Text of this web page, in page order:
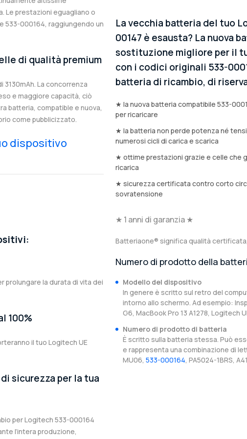
Le prestazioni eguagliano o
533-000164, raggiungendo un
di qualità premium
La concorrenza
e maggiore capacità, ciò
batteria, compatible e nuova,
come pubblicizzato.
dispositivo
prolungare la durata di vita dei
100%
il tuo Logitech UE
sicurezza per la tua
per Logitech 533-000164
l’intera produzione,
La vecchia batteria del tuo
00147 è esausta? La nuova
sostituzione migliore per il
con i codici originali 533-
batteria di ricambio, di
★ la nuova batteria compatibile 533-
per ricaricare
★ la batteria non perde potenza né
numerosi cicli di carica e scarica
★ ottime prestazioni grazie e celle che
ricarica
★ sicurezza certificata contro corto
sovratensione
★ 1 anni di garanzia ★
Batteriaone® significa qualità
Numero di prodotto della
Modello del dispositivo
In genere è scritto sul retro del
intorno allo schermo. Ad esempio:
G6, MacBook Pro 13 A1278, Logitech
Numero di prodotto di batteria
È scritto sulla batteria stessa. Può
e rappresenta una combinazione di
MU06, 533-000164, PA5024-1BRS,